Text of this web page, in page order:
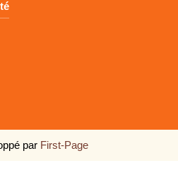
par First-Page